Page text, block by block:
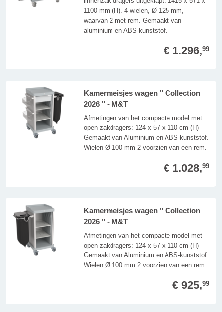
1100 mm (H). 4 wielen, Ø 125 mm,
waarvan 2 met rem. Gemaakt van
aluminium en ABS-kunststof.
€ 1.296,99
Kamermeisjes wagen " Collection
2026 " - M&T
Afmetingen van het compacte model met
open zakdragers: 124 x 57 x 110 cm (H)
Gemaakt van Aluminium en ABS-kunststof.
Wielen Ø 100 mm 2 voorzien van een rem.
€ 1.028,99
Kamermeisjes wagen " Collection
2026 " - M&T
Afmetingen van het compacte model met
open zakdragers: 124 x 57 x 110 cm (H)
Gemaakt van Aluminium en ABS-kunststof.
Wielen Ø 100 mm 2 voorzien van een rem.
€ 925,99